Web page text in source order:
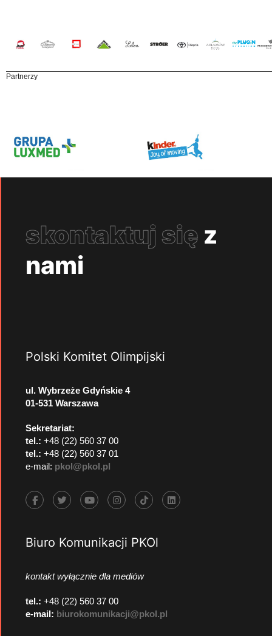
Partnerzy
skontaktuj się z
nami
Polski Komitet Olimpijski
ul. Wybrzeże Gdyńskie 4
01-531 Warszawa
Sekretariat:
tel.: +48 (22) 560 37 00
tel.: +48 (22) 560 37 01
e-mail: pkol@pkol.pl
Biuro Komunikacji PKOl
kontakt wyłącznie dla mediów
tel.: +48 (22) 560 37 00
e-mail: biurokomunikacji@pkol.pl